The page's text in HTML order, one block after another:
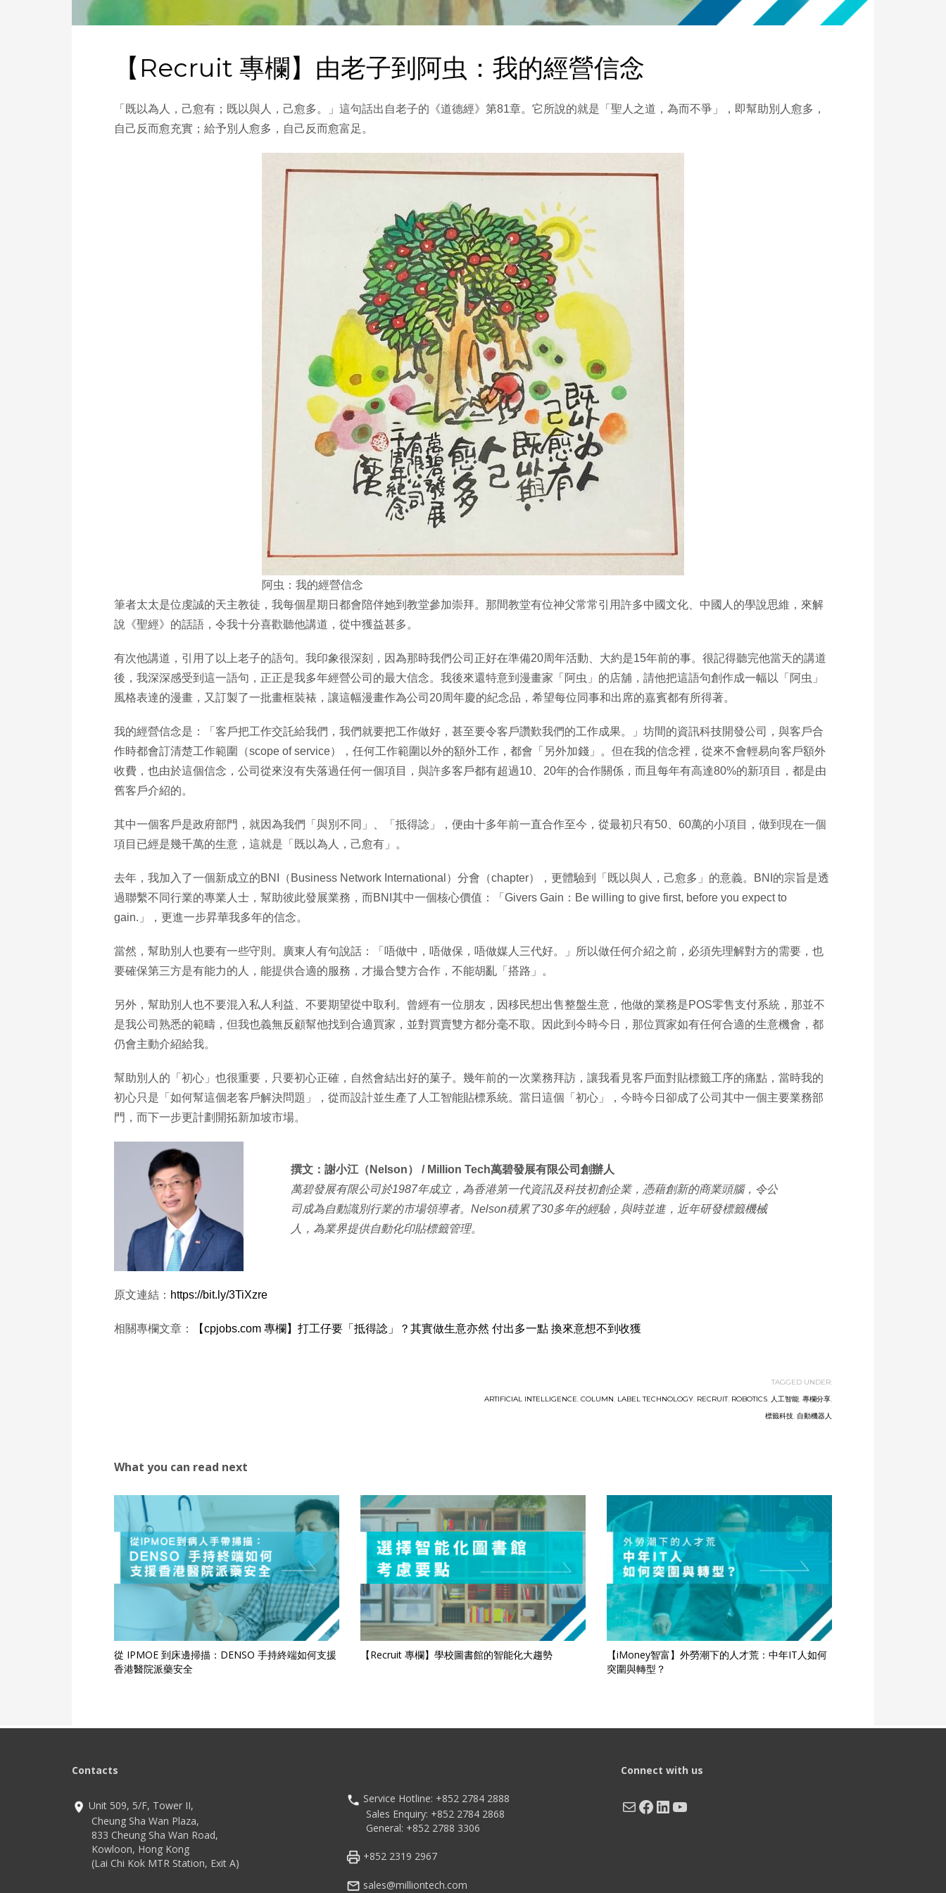
【Recruit 專欄】由老子到阿虫：我的經營信念
「既以為人，己愈有；既以與人，己愈多。」這句話出自老子的《道德經》第81章。它所說的就是「聖人之道，為而不爭」，即幫助別人愈多，
自己反而愈充實；給予別人愈多，自己反而愈富足。
阿虫：我的經營信念
筆者太太是位虔誠的天主教徒，我每個星期日都會陪伴她到教堂參加崇拜。那間教堂有位神父常常引用許多中國文化、中國人的學說思維，來解
說《聖經》的話語，令我十分喜歡聽他講道，從中獲益甚多。
有次他講道，引用了以上老子的語句。我印象很深刻，因為那時我們公司正好在準備20周年活動、大約是15年前的事。很記得聽完他當天的講道
後，我深深感受到這一語句，正正是我多年經營公司的最大信念。我後來還特意到漫畫家「阿虫」的店舖，請他把這語句創作成一幅以「阿虫」
風格表達的漫畫，又訂製了一批畫框裝裱，讓這幅漫畫作為公司20周年慶的紀念品，希望每位同事和出席的嘉賓都有所得著。
我的經營信念是：「客戶把工作交託給我們，我們就要把工作做好，甚至要令客戶讚歎我們的工作成果。」坊間的資訊科技開發公司，與客戶合
作時都會訂清楚工作範圍（scope of service），任何工作範圍以外的額外工作，都會「另外加錢」。但在我的信念裡，從來不會輕易向客戶額外
收費，也由於這個信念，公司從來沒有失落過任何一個項目，與許多客戶都有超過10、20年的合作關係，而且每年有高達80%的新項目，都是由
舊客戶介紹的。
其中一個客戶是政府部門，就因為我們「與別不同」、「抵得諗」，便由十多年前一直合作至今，從最初只有50、60萬的小項目，做到現在一個
項目已經是幾千萬的生意，這就是「既以為人，己愈有」。
去年，我加入了一個新成立的BNI（Business Network International）分會（chapter），更體驗到「既以與人，己愈多」的意義。BNI的宗旨是透
過聯繫不同行業的專業人士，幫助彼此發展業務，而BNI其中一個核心價值：「Givers Gain：Be willing to give first, before you expect to
gain.」，更進一步昇華我多年的信念。
當然，幫助別人也要有一些守則。廣東人有句說話：「唔做中，唔做保，唔做媒人三代好。」所以做任何介紹之前，必須先理解對方的需要，也
要確保第三方是有能力的人，能提供合適的服務，才撮合雙方合作，不能胡亂「搭路」。
另外，幫助別人也不要混入私人利益、不要期望從中取利。曾經有一位朋友，因移民想出售整盤生意，他做的業務是POS零售支付系統，那並不
是我公司熟悉的範疇，但我也義無反顧幫他找到合適買家，並對買賣雙方都分毫不取。因此到今時今日，那位買家如有任何合適的生意機會，都
仍會主動介紹給我。
幫助別人的「初心」也很重要，只要初心正確，自然會結出好的菓子。幾年前的一次業務拜訪，讓我看見客戶面對貼標籤工序的痛點，當時我的
初心只是「如何幫這個老客戶解決問題」，從而設計並生產了人工智能貼標系統。當日這個「初心」，今時今日卻成了公司其中一個主要業務部
門，而下一步更計劃開拓新加坡市場。
撰文：謝小江（Nelson） / Million Tech萬碧發展有限公司創辦人
萬碧發展有限公司於1987年成立，為香港第一代資訊及科技初創企業，憑藉創新的商業頭腦，令公
司成為自動識別行業的市場領導者。Nelson積累了30多年的經驗，與時並進，近年研發標籤機械
人，為業界提供自動化印貼標籤管理。
原文連結： https://bit.ly/3TiXzre
相關專欄文章： 【cpjobs.com 專欄】打工仔要「抵得諗」？其實做生意亦然 付出多一點 換來意想不到收獲
TAGGED UNDER:
ARTIFICIAL INTELLIGENCE, COLUMN, LABEL TECHNOLOGY, RECRUIT, ROBOTICS, 人工智能, 專欄分享,
標籤科技, 自動機器人
What you can read next
從 IPMOE 到床邊掃描：DENSO 手持終端如何支援
香港醫院派藥安全
【Recruit 專欄】學校圖書館的智能化大趨勢
【iMoney智富】外勞潮下的人才荒：中年IT人如何
突圍與轉型？
Contacts
Unit 509, 5/F, Tower II,
Cheung Sha Wan Plaza,
833 Cheung Sha Wan Road,
Kowloon, Hong Kong
(Lai Chi Kok MTR Station, Exit A)
Service Hotline: +852 2784 2888
Sales Enquiry: +852 2784 2868
General: +852 2788 3306
+852 2319 2967
sales@milliontech.com
Connect with us
MailFacebook
LinkedIn
YouTube